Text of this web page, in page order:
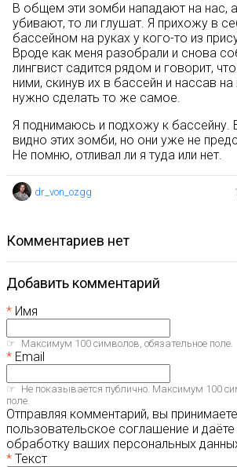
В общем эти зомби нападают на нас,
убивают, то ли глушат. Я прихожу в
бассейном на руках у кого-то из
Вроде как меня разобрали и снова
лингвист садится рядом и говорит,
ними, скинув их в бассейн и нассав на
нужно сделать то же самое.
Я поднимаюсь и подхожу к бассейну.
видно этих зомби, но они уже не
Не помню, отливал ли я туда или нет.
dr_von_ozgg
комментариев нет
Добавить комментарий
Имя
Максимум 100 символов, обязательное поле.
Email
Не показывается публично. Максимум 100
поле.
Отправляя комментарий, вы принимаете
пользовательское соглашение и
обработку ваших персональных
Текст